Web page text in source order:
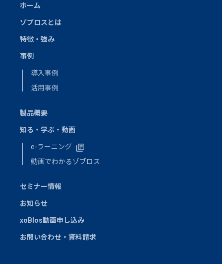
ホーム
ゾブロスとは
特徴・強み
事例
導入事例
活用事例
製品概要
知る・学ぶ・動画
e-ラーニング
動画でわかるゾブロス
セミナー情報
お知らせ
xoBlos動画申し込み
お問い合わせ・資料請求